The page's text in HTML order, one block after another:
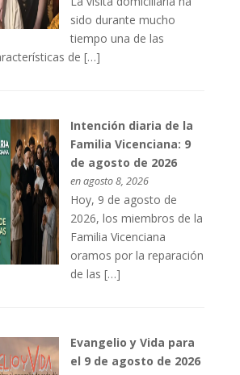
sido durante mucho
tiempo una de las
de […]
Intención diaria de la
Familia Vicenciana: 9
de agosto de 2026
en agosto 8, 2026
Hoy, 9 de agosto de
2026, los miembros de la
Familia Vicenciana
oramos por la reparación
de las […]
Evangelio y Vida para
el 9 de agosto de 2026